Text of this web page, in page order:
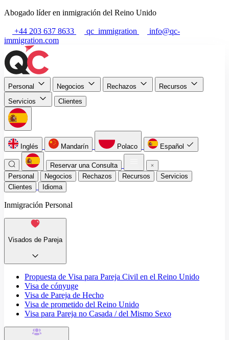
Abogado líder en inmigración del Reino Unido
+44 203 637 8633 qc_immigration
info@qc-
immigration.com
Personal Negocios Rechazos
Recursos
Servicios
Clientes
Inglés Mandarín Polaco Español
Reservar una Consulta
Personal
Negocios Rechazos Recursos
Servicios
Clientes
Idioma
Inmigración Personal
Visados de Pareja
Propuesta de Visa para Pareja Civil en el Reino Unido
Visa de cónyuge
Visa de Pareja de Hecho
Visa de prometido del Reino Unido
Visa para Pareja no Casada / del Mismo Sexo